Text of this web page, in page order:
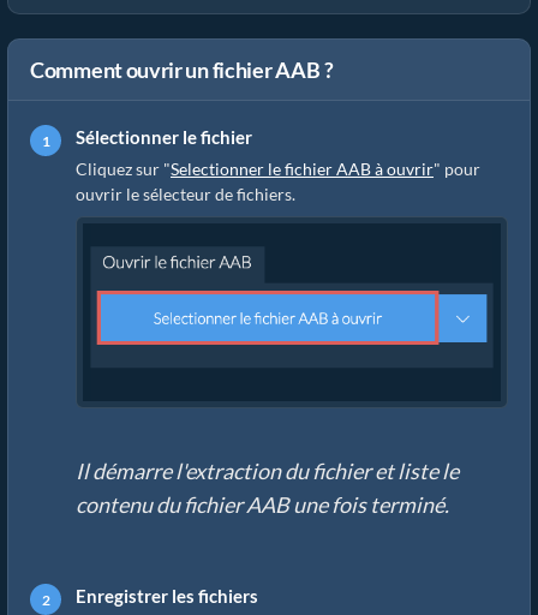
Comment ouvrir un fichier AAB ?
Sélectionner le fichier
Cliquez sur "Selectionner le fichier AAB à ouvrir" pour
ouvrir le sélecteur de fichiers.
Il démarre l'extraction du fichier et liste le
contenu du fichier AAB une fois terminé.
Enregistrer les fichiers